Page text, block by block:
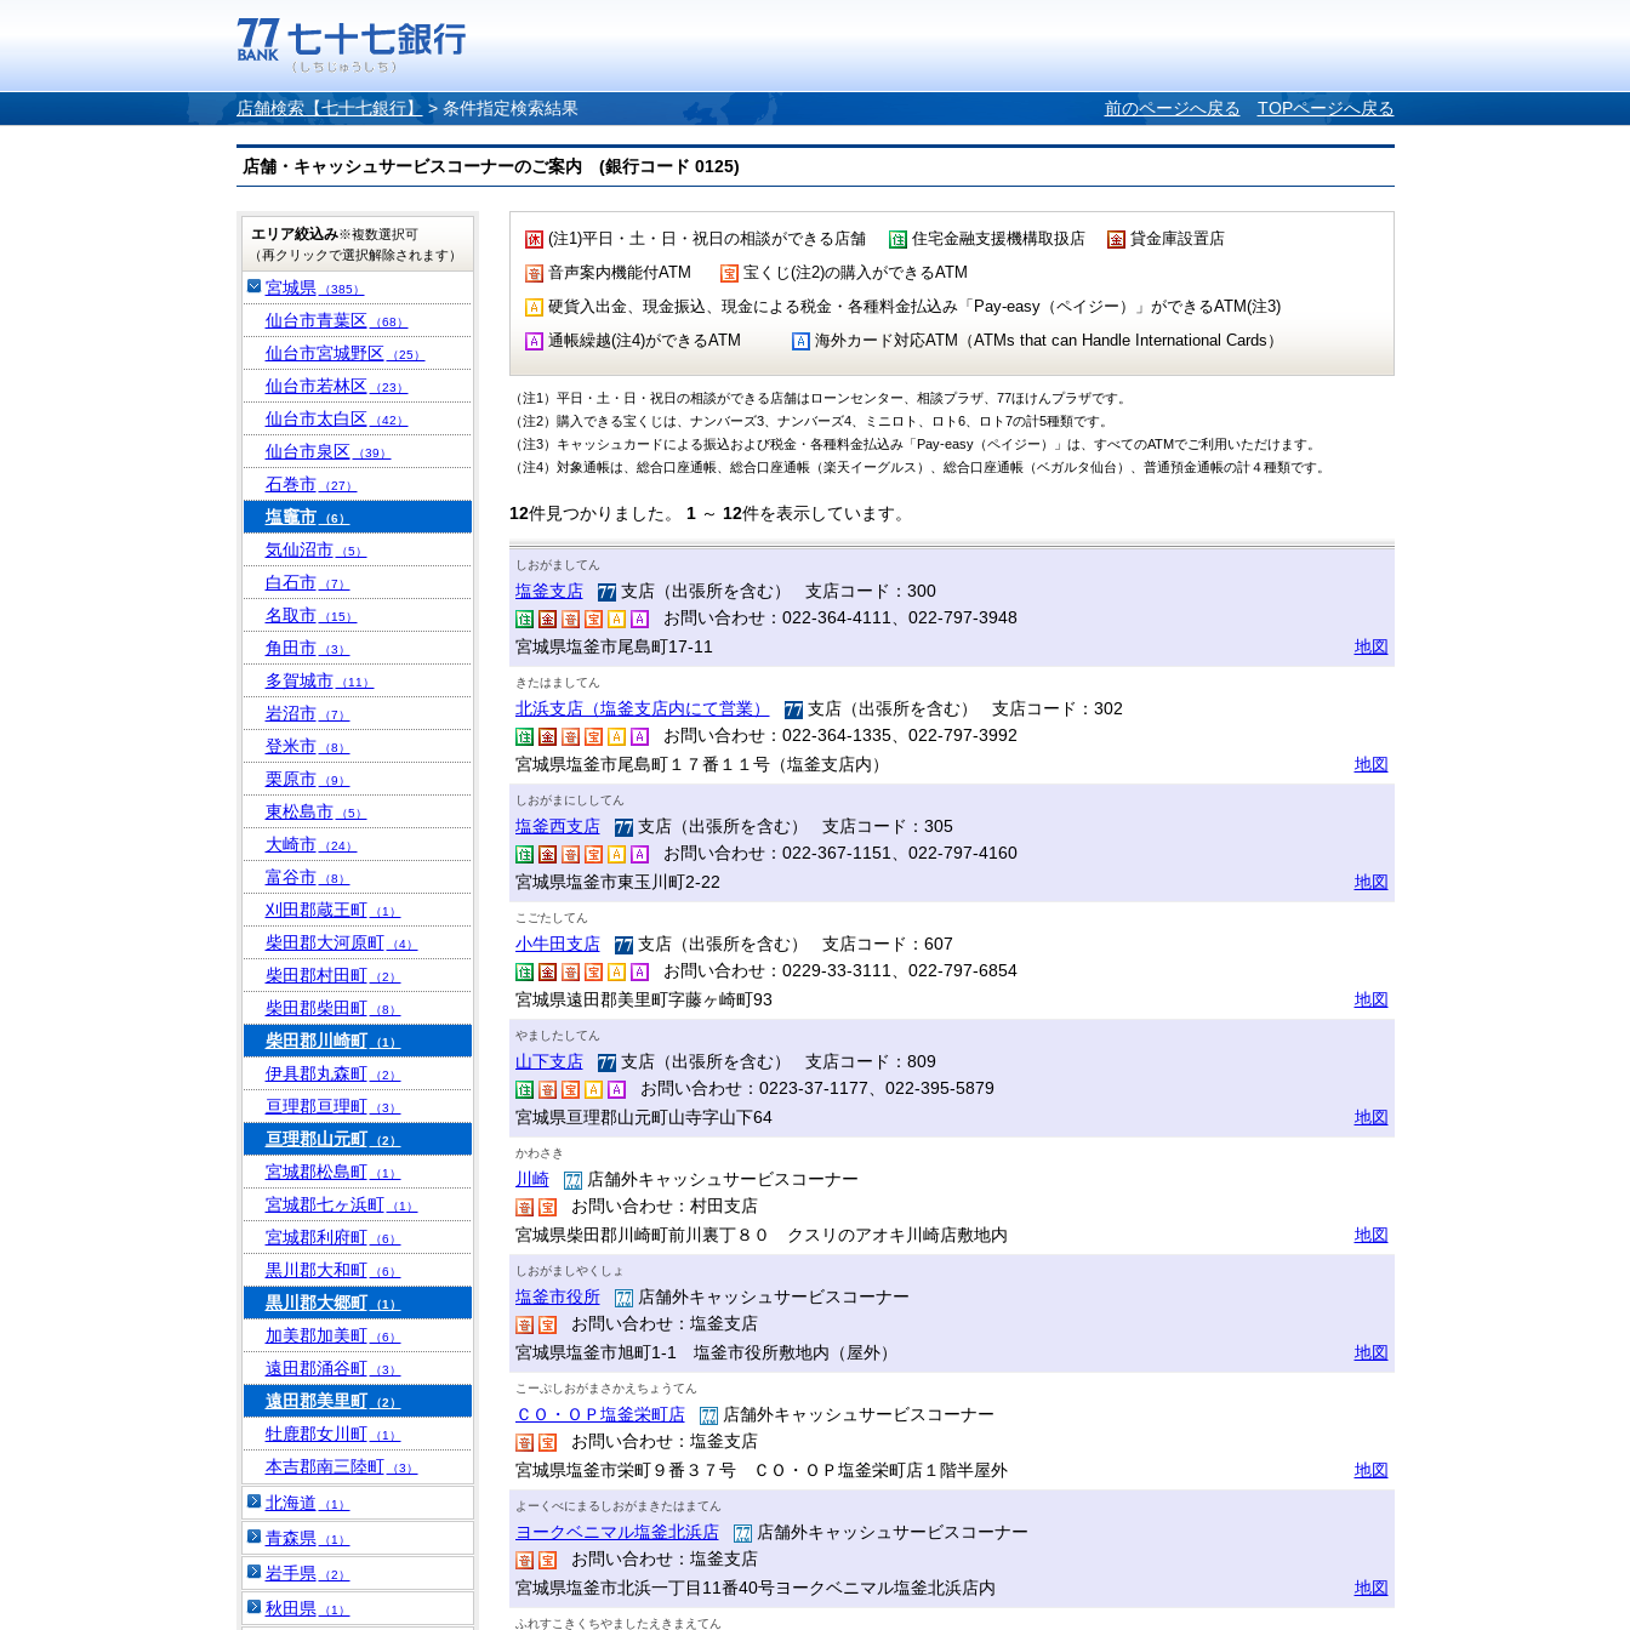
店舗検索【七十七銀行】 > 条件指定検索結果 前のページへ戻る TOPページへ戻る
店舗・キャッシュサービスコーナーのご案内 (銀行コード 0125)
(注1)平日・土・日・祝日の相談ができる店舗 住宅金融支援機構取扱店
貸金庫設置店
音声案内機能付ATM
宝くじ(注2)の購入ができるATM
硬貨入出金、現金振込、現金による税金・各種料金払込み「Pay-easy（ペイジー）」ができるATM(注3)
通帳繰越(注4)ができるATM
海外カード対応ATM（ATMs that can Handle International Cards）
（注1）平日・土・日・祝日の相談ができる店舗はローンセンター、相談プラザ、77ほけんプラザです。
（注2）購入できる宝くじは、ナンバーズ3、ナンバーズ4、ミニロト、ロト6、ロト7の計5種類です。
（注3）キャッシュカードによる振込および税金・各種料金払込み「Pay-easy（ペイジー）」は、すべてのATMでご利用いただけます。
（注4）対象通帳は、総合口座通帳、総合口座通帳（楽天イーグルス）、総合口座通帳（ベガルタ仙台）、普通預金通帳の計４種類です。
12件見つかりました。 1～ 12件を表示しています。
しおがましてん
塩釜支店
支店（出張所を含む） 支店コード：300
お問い合わせ：022-364-4111、022-797-3948
宮城県塩釜市尾島町17‐11
地図
きたはましてん
北浜支店（塩釜支店内にて営業）
支店（出張所を含む） 支店コード：302
お問い合わせ：022-364-1335、022-797-3992
宮城県塩釜市尾島町１７番１１号（塩釜支店内）
地図
しおがまにししてん
塩釜西支店
支店（出張所を含む） 支店コード：305
お問い合わせ：022-367-1151、022-797-4160
宮城県塩釜市東玉川町2-22
地図
こごたしてん
小牛田支店
支店（出張所を含む） 支店コード：607
お問い合わせ：0229-33-3111、022-797-6854
宮城県遠田郡美里町字藤ヶ崎町93
地図
やましたしてん
山下支店
支店（出張所を含む） 支店コード：809
お問い合わせ：0223-37-1177、022-395-5879
宮城県亘理郡山元町山寺字山下64
地図
かわさき
川崎
店舗外キャッシュサービスコーナー
お問い合わせ：村田支店
宮城県柴田郡川崎町前川裏丁８０ クスリのアオキ川崎店敷地内
地図
しおがましやくしょ
塩釜市役所
店舗外キャッシュサービスコーナー
お問い合わせ：塩釜支店
宮城県塩釜市旭町1-1 塩釜市役所敷地内（屋外）
地図
こーぷしおがまさかえちょうてん
ＣＯ・ＯＰ塩釜栄町店
店舗外キャッシュサービスコーナー
お問い合わせ：塩釜支店
宮城県塩釜市栄町９番３７号 ＣＯ・ＯＰ塩釜栄町店１階半屋外
地図
よーくべにまるしおがまきたはまてん
ヨークベニマル塩釜北浜店
店舗外キャッシュサービスコーナー
お問い合わせ：塩釜支店
宮城県塩釜市北浜一丁目11番40号ヨークベニマル塩釜北浜店内
地図
ふれすこきくちやましたえきまえてん
エリア絞込み※複数選択可
（再クリックで選択解除されます）
宮城県 （385）
仙台市青葉区 （68）
仙台市宮城野区 （25）
仙台市若林区 （23）
仙台市太白区 （42）
仙台市泉区 （39）
石巻市 （27）
塩竈市 （6）
気仙沼市 （5）
白石市 （7）
名取市 （15）
角田市 （3）
多賀城市 （11）
岩沼市 （7）
登米市 （8）
栗原市 （9）
東松島市 （5）
大崎市 （24）
富谷市 （8）
刈田郡蔵王町 （1）
柴田郡大河原町 （4）
柴田郡村田町 （2）
柴田郡柴田町 （8）
柴田郡川崎町 （1）
伊具郡丸森町 （2）
亘理郡亘理町 （3）
亘理郡山元町 （2）
宮城郡松島町 （1）
宮城郡七ヶ浜町 （1）
宮城郡利府町 （6）
黒川郡大和町 （6）
黒川郡大郷町 （1）
加美郡加美町 （6）
遠田郡涌谷町 （3）
遠田郡美里町 （2）
牡鹿郡女川町 （1）
本吉郡南三陸町 （3）
北海道 （1）
青森県 （1）
岩手県 （2）
秋田県 （1）